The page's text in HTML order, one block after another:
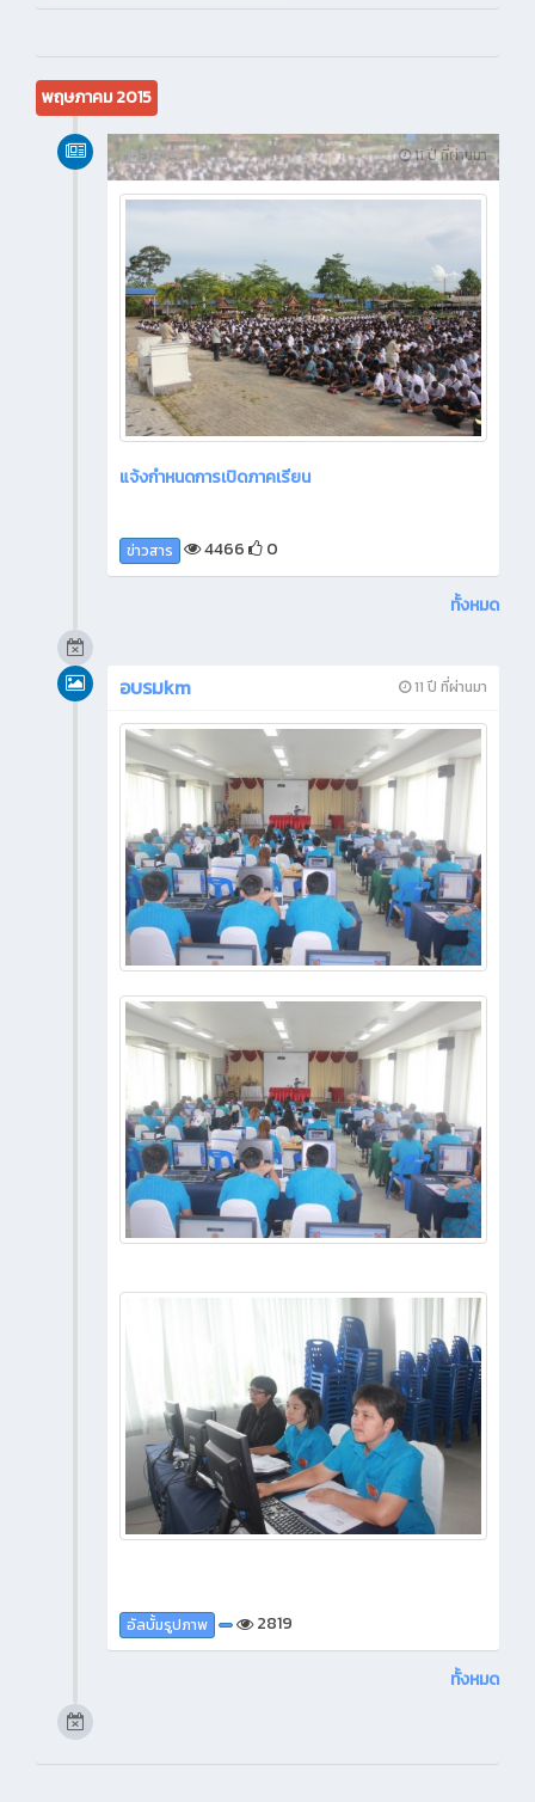
พฤษภาคม 2015
11 ปี ที่ผ่านมา
ข่าวสาร
แจ้งกำหนดการเปิดภาคเรียน
ข่าวสาร 4466 0
ทั้งหมด
11 ปี ที่ผ่านมา
อบรมkm
อัลบั้มรูปภาพ 2819
ทั้งหมด